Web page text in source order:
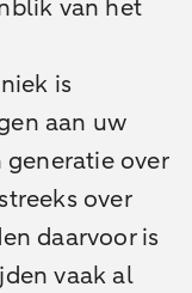
van het
is
aan uw
over
over
daarvoor is
vaak al